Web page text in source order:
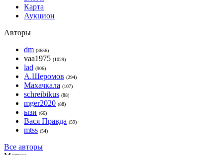
Карта
Аукцион
Авторы
dm (3656)
vaa1975 (1029)
lad (906)
А.Шеромов (294)
Махачкала (107)
schreibikus (88)
mger2020 (88)
ызи (66)
Вася Правда (59)
mtss (54)
Все авторы